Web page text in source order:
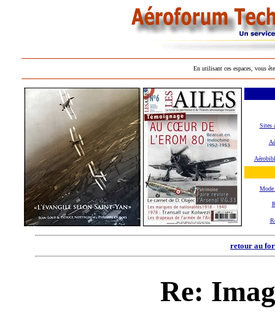
En utilisant ces espaces, vous
Sites
retour au
Re: